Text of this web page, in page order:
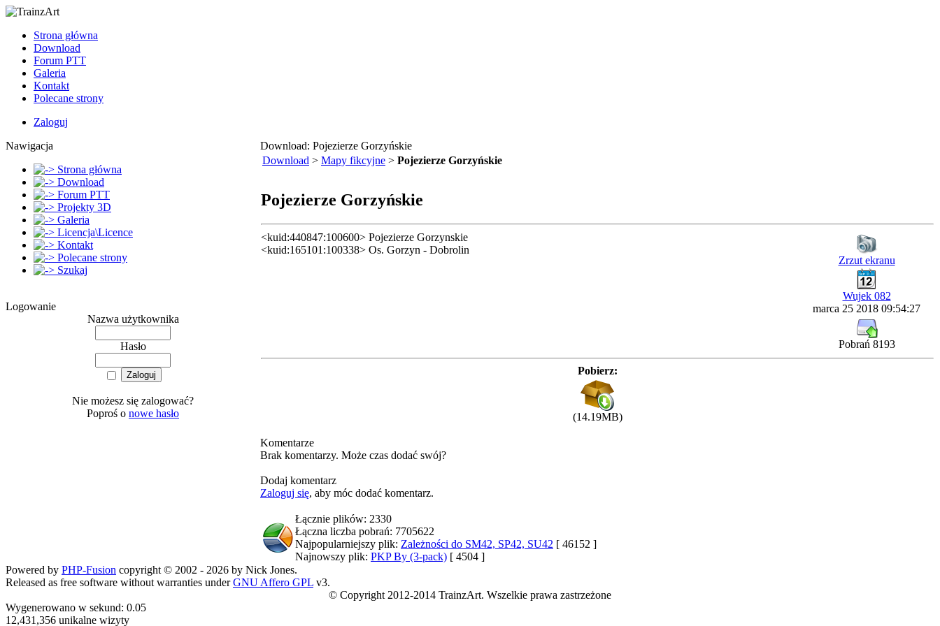
Strona główna
Download
Forum PTT
Galeria
Kontakt
Polecane strony
Zaloguj
Nawigacja
Strona główna
Download
Forum PTT
Projekty 3D
Galeria
Licencja\Licence
Kontakt
Polecane strony
Szukaj
Logowanie
Nazwa użytkownika
Hasło
Nie możesz się zalogować?
Poproś o nowe hasło
Download: Pojezierze Gorzyńskie
Download > Mapy fikcyjne > Pojezierze Gorzyńskie
Pojezierze Gorzyńskie
<kuid:440847:100600> Pojezierze Gorzynskie
<kuid:165101:100338> Os. Gorzyn - Dobrolin
Zrzut ekranu
Wujek 082
marca 25 2018 09:54:27
Pobrań 8193
Pobierz:
(14.19MB)
Komentarze
Brak komentarzy. Może czas dodać swój?
Dodaj komentarz
Zaloguj się, aby móc dodać komentarz.
Łącznie plików: 2330
Łączna liczba pobrań: 7705622
Najpopularniejszy plik: Zależności do SM42, SP42, SU42 [ 46152 ]
Najnowszy plik: PKP By (3-pack) [ 4504 ]
Powered by PHP-Fusion copyright © 2002 - 2026 by Nick Jones.
Released as free software without warranties underGNU Affero GPL v3.
© Copyright 2012-2014 TrainzArt. Wszelkie prawa zastrzeżone
Wygenerowano w sekund: 0.05
12,431,356 unikalne wizyty